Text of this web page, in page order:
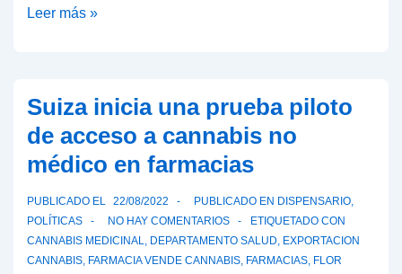
La
cannabis
Gamma
arrasa
las
farmacias
de
Leer más »
Suiza inicia una prueba piloto
de acceso a cannabis no
médico en farmacias
PUBLICADO EL 22/08/2022 PUBLICADO EN DISPENSARIO,
POLÍTICAS
NO HAY COMENTARIOS
ETIQUETADO CON
CANNABIS MEDICINAL, DEPARTAMENTO SALUD, EXPORTACION
CANNABIS, FARMACIA VENDE CANNABIS, FARMACIAS, FLOR